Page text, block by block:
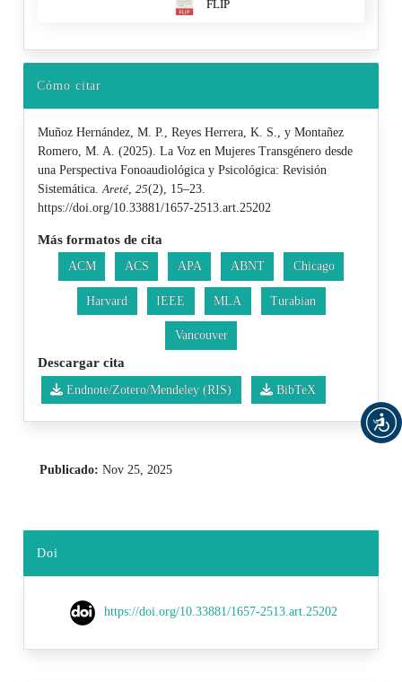
FLIP
Cómo citar
Muñoz Hernández, M. P., Reyes Herrera, K. S., y Montañez
Romero, M. A. (2025). La Voz en Mujeres Transgénero desde
una Perspectiva Fonoaudiológica y Psicológica: Revisión
Sistemática.Areté ,25(2), 15–23.
https://doi.org/10.33881/1657-2513.art.25202
Más formatos de cita
ACM ACS APA ABNT Chicago
Harvard IEEE MLA Turabian
Vancouver
Descargar cita
Endnote/Zotero/Mendeley (RIS) BibTeX
Publicado: Nov 25, 2025
Doi
https://doi.org/10.33881/1657-2513.art.25202